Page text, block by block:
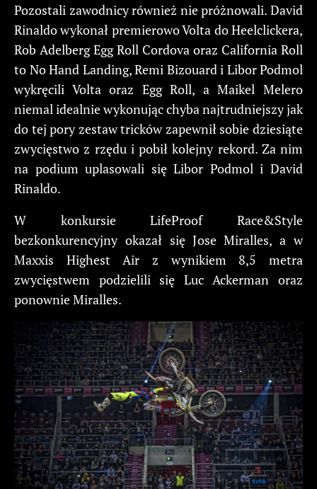
Pozostali zawodnicy również nie próżnowali. David
Rinaldo wykonał premierowo Volta do Heelclickera,
Rob Adelberg Egg Roll Cordova oraz California Roll
to No Hand Landing, Remi Bizouard i Libor Podmol
wykręcili Volta oraz Egg Roll, a Maikel Melero
niemal idealnie wykonując chyba najtrudniejszy jak
do tej pory zestaw tricków zapewnił sobie dziesiąte
zwycięstwo z rzędu i pobił kolejny rekord. Za nim
na podium uplasowali się Libor Podmol i David
Rinaldo.
W konkursie LifeProof Race&Style
bezkonkurencyjny okazał się Jose Miralles, a w
Maxxis Highest Air z wynikiem 8,5 metra
zwycięstwem podzielili się Luc Ackerman oraz
ponownie Miralles.